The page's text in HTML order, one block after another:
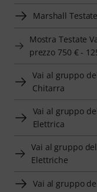
Marshall
Mostra Testate
prezzo 750 € -
Vai al gruppo
Chitarra
Vai al gruppo
Elettrica
Vai al gruppo
Elettriche
Vai al gruppo